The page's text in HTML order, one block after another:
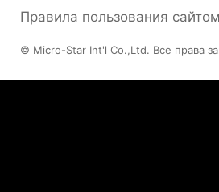
© Micro-Star Int'l Co.,Ltd. Все права
Правила пользования